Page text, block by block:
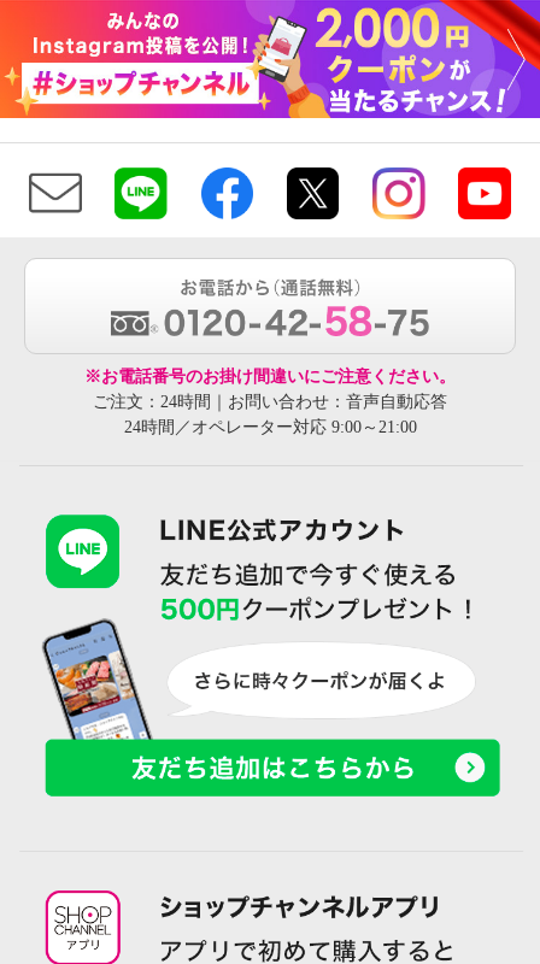
※お電話番号のお掛け間違いにご注意ください。
ご注文：24時間｜お問い合わせ：音声自動応答
24時間／オペレーター対応 9:00～21:00